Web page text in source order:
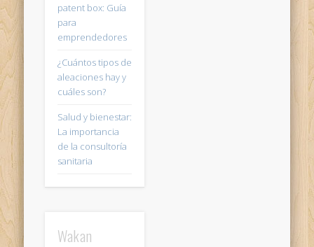
patent box: Guía
para
emprendedores
¿Cuántos tipos de
aleaciones hay y
cuáles son?
Salud y bienestar:
La importancia
de la consultoría
sanitaria
Wakan